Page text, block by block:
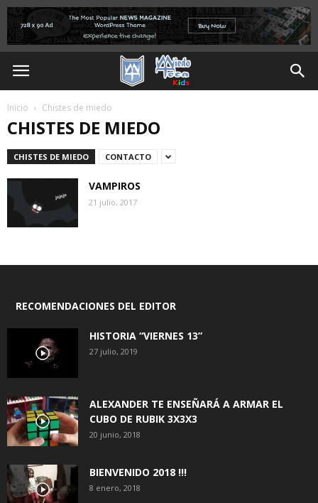
Inicio Chistes de miedo
CHISTES DE MIEDO
CHISTES DE MIEDO CONTACTO
VAMPIROS
21 julio, 2017
RECOMENDACIONES DEL EDITOR
HISTORIA “VIERNES 13”
27 julio, 2019
ALEXANDER TE ENSEÑARÁ A ARMAR EL
CUBO DE RUBIK 3X3X3
20 junio, 2018
BIENVENIDO 2018 !!!
8 enero, 2018